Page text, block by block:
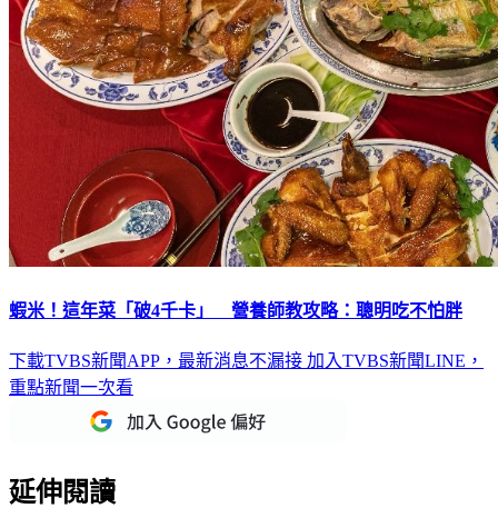
蝦米！這年菜「破4千卡」 營養師教攻略：聰明吃不怕胖
下載TVBS新聞APP，最新消息不漏接 加入TVBS新聞LINE，
重點新聞一次看
延伸閱讀